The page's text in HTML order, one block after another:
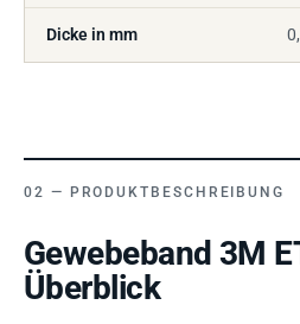
Dicke in mm
PRODUKTBESCHREIBUNG
Gewebeband 3M
Überblick